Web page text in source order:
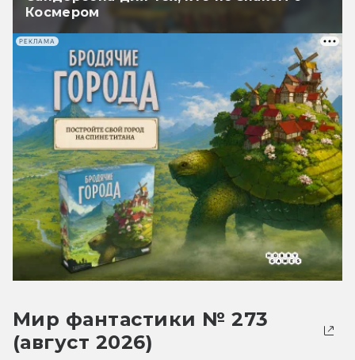
Космером
РЕКЛАМА
Мир фантастики № 273
(август 2026)